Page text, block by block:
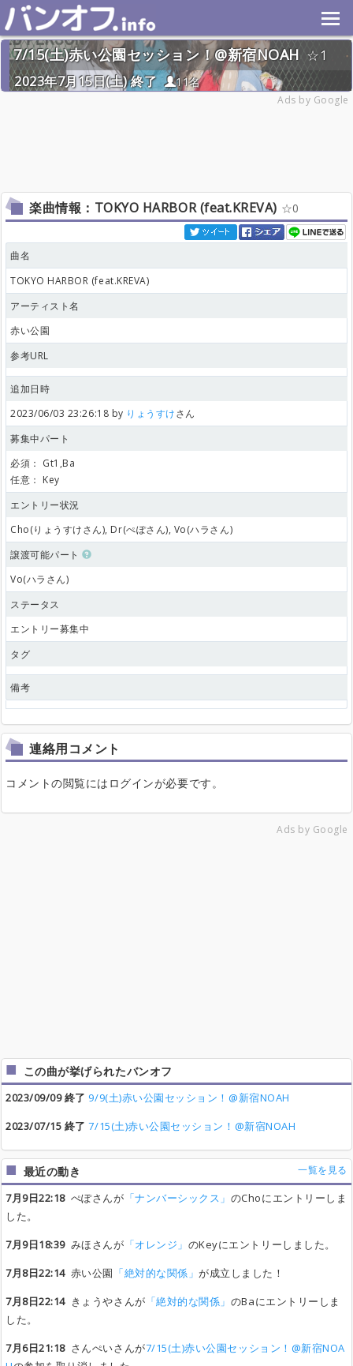
7/15(土)赤い公園セッション！@新宿NOAH
1
2023年7月15日(土) 終了
11名
Ads by Google
楽曲情報：TOKYO HARBOR (feat.KREVA) 0
曲名
TOKYO HARBOR (feat.KREVA)
アーティスト名
赤い公園
参考URL
追加日時
2023/06/03 23:26:18 by りょうすけさん
募集中パート
必須： Gt1,Ba
任意： Key
エントリー状況
Cho(りょうすけさん), Dr(ぺぽさん), Vo(ハラさん)
譲渡可能パート
Vo(ハラさん)
ステータス
エントリー募集中
タグ
備考
連絡用コメント
コメントの閲覧にはログインが必要です。
Ads by Google
この曲が挙げられたバンオフ
2023/09/09 終了 9/9(土)赤い公園セッション！@新宿NOAH
2023/07/15 終了 7/15(土)赤い公園セッション！@新宿NOAH
最近の動き 一覧を見る
7月9日22:18ぺぽさんが 「ナンバーシックス」 のChoにエントリーしま
した。
7月9日18:39みほさんが 「オレンジ」 のKeyにエントリーしました。
7月8日22:14赤い公園 「絶対的な関係」が成立しました！
7月8日22:14きょうやさんが 「絶対的な関係」 のBaにエントリーしま
した。
7月6日21:18さんぺいさんが7/15(土)赤い公園セッション！@新宿NOA